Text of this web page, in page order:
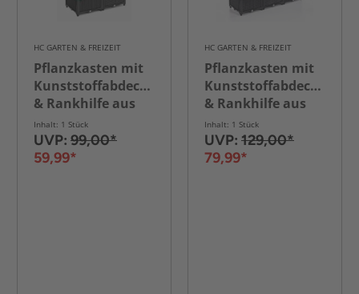
HC GARTEN & FREIZEIT
Pflanzkasten mit
Kunststoffabdeckung
& Rankhilfe aus
Polypropylen, ca.
40 x 80 x 141 cm -
Schwarz
Inhalt: 1 Stück
UVP: 99,00*
59,99*
HC GARTEN & FREIZEIT
Pflanzkasten mit
Kunststoffabdeckung
& Rankhilfe aus
Polypropylen, ca.
40 x 120 x 141cm -
Schwarz
Inhalt: 1 Stück
UVP: 129,00*
79,99*